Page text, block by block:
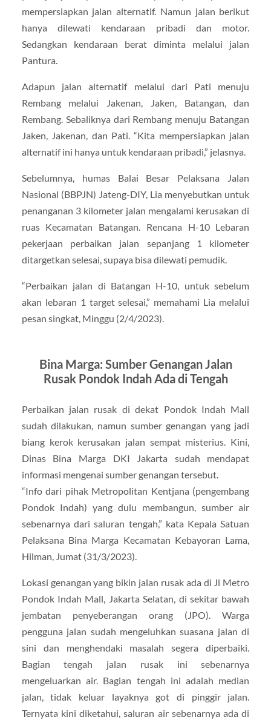
mempersiapkan jalan alternatif. Namun jalan berikut
hanya dilewati kendaraan pribadi dan motor.
Sedangkan kendaraan berat diminta melalui jalan
Pantura.
Adapun jalan alternatif melalui dari Pati menuju
Rembang melalui Jakenan, Jaken, Batangan, dan
Rembang. Sebaliknya dari Rembang menuju Batangan
Jaken, Jakenan, dan Pati. “Kita mempersiapkan jalan
alternatif ini hanya untuk kendaraan pribadi,” jelasnya.
Sebelumnya, humas Balai Besar Pelaksana Jalan
Nasional (BBPJN) Jateng-DIY, Lia menyebutkan untuk
penanganan 3 kilometer jalan mengalami kerusakan di
ruas Kecamatan Batangan. Rencana H-10 Lebaran
pekerjaan perbaikan jalan sepanjang 1 kilometer
ditargetkan selesai, supaya bisa dilewati pemudik.
“Perbaikan jalan di Batangan H-10, untuk sebelum
akan lebaran 1 target selesai,” memahami Lia melalui
pesan singkat, Minggu (2/4/2023).
Bina Marga: Sumber Genangan Jalan
Rusak Pondok Indah Ada di Tengah
Perbaikan jalan rusak di dekat Pondok Indah Mall
sudah dilakukan, namun sumber genangan yang jadi
biang kerok kerusakan jalan sempat misterius. Kini,
Dinas Bina Marga DKI Jakarta sudah mendapat
informasi mengenai sumber genangan tersebut.
“Info dari pihak Metropolitan Kentjana (pengembang
Pondok Indah) yang dulu membangun, sumber air
sebenarnya dari saluran tengah,” kata Kepala Satuan
Pelaksana Bina Marga Kecamatan Kebayoran Lama,
Hilman, Jumat (31/3/2023).
Lokasi genangan yang bikin jalan rusak ada di Jl Metro
Pondok Indah Mall, Jakarta Selatan, di sekitar bawah
jembatan penyeberangan orang (JPO). Warga
pengguna jalan sudah mengeluhkan suasana jalan di
sini dan menghendaki masalah segera diperbaiki.
Bagian tengah jalan rusak ini sebenarnya
mengeluarkan air. Bagian tengah ini adalah median
jalan, tidak keluar layaknya got di pinggir jalan.
Ternyata kini diketahui, saluran air sebenarnya ada di